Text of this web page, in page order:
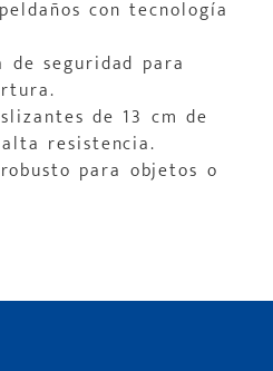
con tecnología
de seguridad para
de 13 cm de
resistencia.
para objetos o